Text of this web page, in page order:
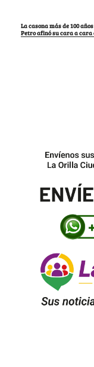
La casona más de 100
Petro afinó su cara a cara